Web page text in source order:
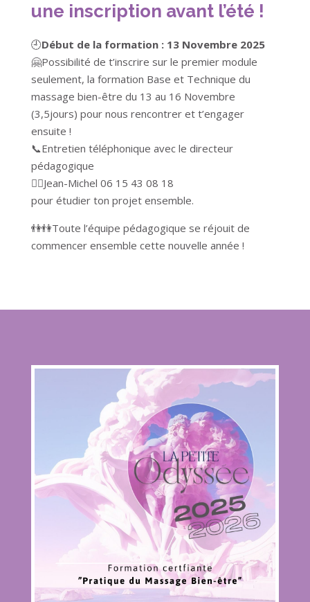
une inscription avant l’été !
🕘Début de la formation : 13 Novembre 2025
🤗Possibilité de t’inscrire sur le premier module
seulement, la formation Base et Technique du
massage bien-être du 13 au 16 Novembre
(3,5jours) pour nous rencontrer et t’engager
ensuite !
📞Entretien téléphonique avec le directeur
pédagogique
🧘‍♂️Jean-Michel 06 15 43 08 18
pour étudier ton projet ensemble.
👫👫Toute l’équipe pédagogique se réjouit de
commencer ensemble cette nouvelle année !